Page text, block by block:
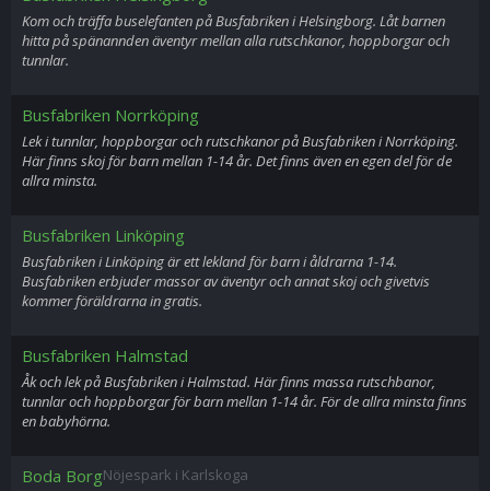
Kom och träffa buselefanten på Busfabriken i Helsingborg. Låt barnen
hitta på spänannden äventyr mellan alla rutschkanor, hoppborgar och
tunnlar.
Busfabriken Norrköping
Lek i tunnlar, hoppborgar och rutschkanor på Busfabriken i Norrköping.
Här finns skoj för barn mellan 1-14 år. Det finns även en egen del för de
allra minsta.
Busfabriken Linköping
Busfabriken i Linköping är ett lekland för barn i åldrarna 1-14.
Busfabriken erbjuder massor av äventyr och annat skoj och givetvis
kommer föräldrarna in gratis.
Busfabriken Halmstad
Åk och lek på Busfabriken i Halmstad. Här finns massa rutschbanor,
tunnlar och hoppborgar för barn mellan 1-14 år. För de allra minsta finns
en babyhörna.
Boda BorgNöjespark i Karlskoga